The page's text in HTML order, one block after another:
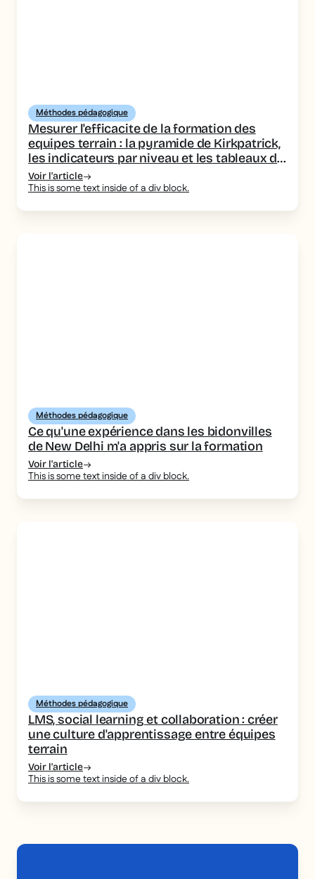
Méthodes pédagogique
Mesurer l'efficacite de la formation des
equipes terrain : la pyramide de Kirkpatrick,
les indicateurs par niveau et les tableaux de
bord a piloter
Voir l'article
This is some text inside of a div block.
Méthodes pédagogique
Ce qu'une expérience dans les bidonvilles
de New Delhi m'a appris sur la formation
Voir l'article
This is some text inside of a div block.
Méthodes pédagogique
LMS, social learning et collaboration : créer
une culture d'apprentissage entre équipes
terrain
Voir l'article
This is some text inside of a div block.